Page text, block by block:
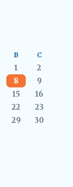
B C
1
2
8
9
15
16
22
23
29
30